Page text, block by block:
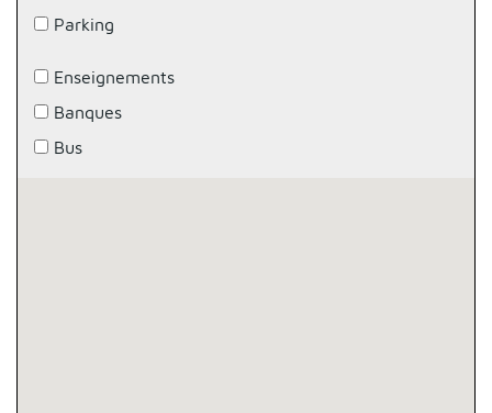
Parking
Enseignements
Banques
Bus